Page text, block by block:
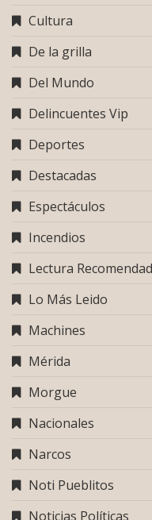
Cultura
De la grilla
Del Mundo
Delincuentes Vip
Deportes
Destacadas
Espectáculos
Incendios
Lectura
Lo Más Leido
Machines
Mérida
Morgue
Nacionales
Narcos
Noti Pueblitos
Noticias Políticas